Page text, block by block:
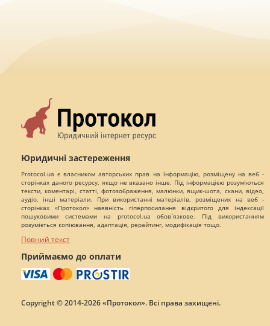
Юридичні застереження
Protocol.ua є власником авторських прав на інформацію, розміщену на веб -
сторінках даного ресурсу, якщо не вказано інше. Під інформацією розуміються
тексти, коментарі, статті, фотозображення, малюнки, ящик-шота, скани, відео,
аудіо, інші матеріали. При використанні матеріалів, розміщених на веб -
сторінках «Протокол» наявність гіперпосилання відкритого для індексації
пошуковими системами на protocol.ua обов`язкове. Під використанням
розуміється копіювання, адаптація, рерайтинг, модифікація тощо.
Повний текст
Приймаємо до оплати
Copyright © 2014-2026 «Протокол». Всі права захищені.